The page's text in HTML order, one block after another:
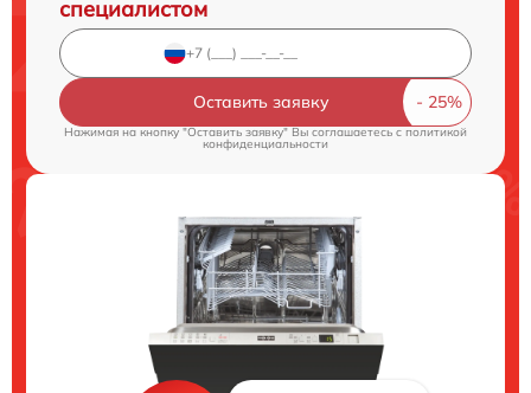
специалистом
Оставить заявку
Нажимая на кнопку "Оставить заявку" Вы соглашаетесь cполитикой
конфиденциальности